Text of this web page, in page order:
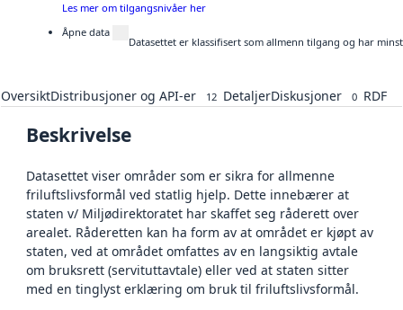
Les mer om tilgangsnivåer her
Åpne data
Datasettet er klassifisert som allmenn tilgang og har
OversiktDistribusjoner og API-er 12 DetaljerDiskusjoner 0 RDF
Beskrivelse
Datasettet viser områder som er sikra for allmenne
friluftslivsformål ved statlig hjelp. Dette innebærer at
staten v/ Miljødirektoratet har skaffet seg råderett over
arealet. Råderetten kan ha form av at området er kjøpt av
staten, ved at området omfattes av en langsiktig avtale
om bruksrett (servituttavtale) eller ved at staten sitter
med en tinglyst erklæring om bruk til friluftslivsformål.